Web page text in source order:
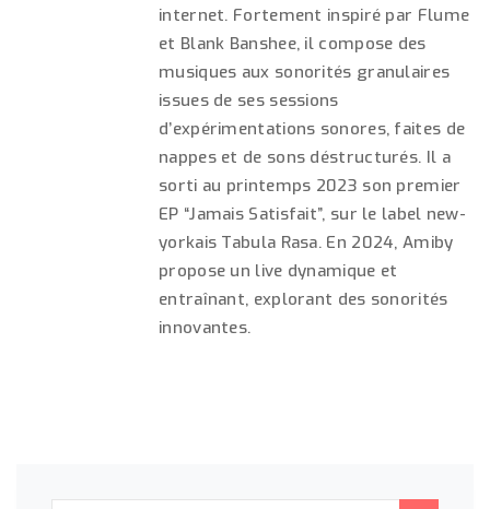
internet. Fortement inspiré par Flume
et Blank Banshee, il compose des
musiques aux sonorités granulaires
issues de ses sessions
d’expérimentations sonores, faites de
nappes et de sons déstructurés. Il a
sorti au printemps 2023 son premier
EP “Jamais Satisfait”, sur le label new-
yorkais Tabula Rasa. En 2024, Amiby
propose un live dynamique et
entraînant, explorant des sonorités
innovantes.